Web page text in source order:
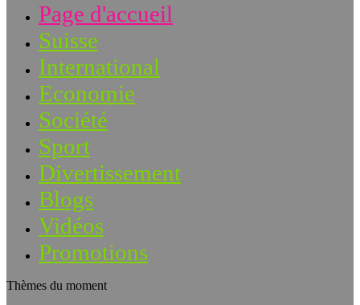
Page d'accueil
Suisse
International
Economie
Société
Sport
Divertissement
Blogs
Vidéos
Promotions
Thèmes du moment